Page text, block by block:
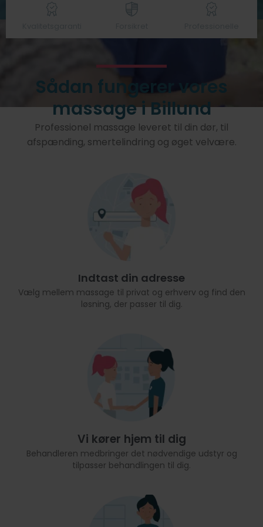
Sådan fungerer vores
massage i Billund
Professionel massage leveret til din dør, til
afspænding, smertelindring og øget velvære.
Indtast din adresse
Vælg mellem massage til privat og erhverv og find den
løsning, der passer til dig.
Vi kører hjem til dig
Behandleren medbringer det nødvendige udstyr og
tilpasser behandlingen til dig.